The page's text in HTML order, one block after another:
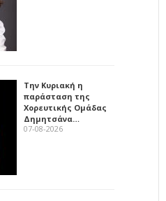
Την Κυριακή η
παράσταση της
Χορευτικής Ομάδας
Δημητσάνα…
07-08-2026